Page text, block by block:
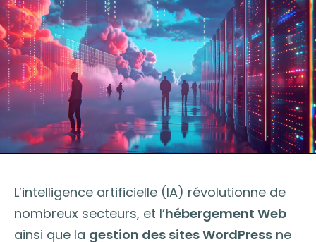
L’intelligence artificielle (IA) révolutionne de
nombreux secteurs, et l’hébergement Web
ainsi que la gestion des sites WordPress ne